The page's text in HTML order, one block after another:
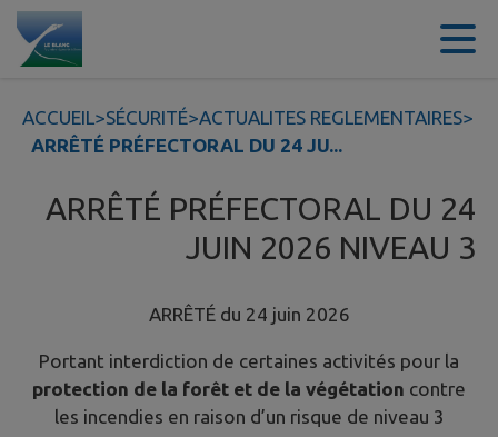
Contenu
ACCUEIL>SÉCURITÉ>ACTUALITES REGLEMENTAIRES>
ARRÊTÉ PRÉFECTORAL DU 24 JU...
ARRÊTÉ PRÉFECTORAL DU 24
JUIN 2026 NIVEAU 3
ARRÊTÉ du 24 juin 2026
Portant interdiction de certaines activités pour la
protection de la forêt et de la végétation contre
les incendies en raison d’un risque de niveau 3